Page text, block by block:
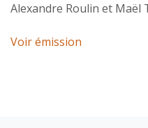
Alexandre Roulin et Maël
Voir émission